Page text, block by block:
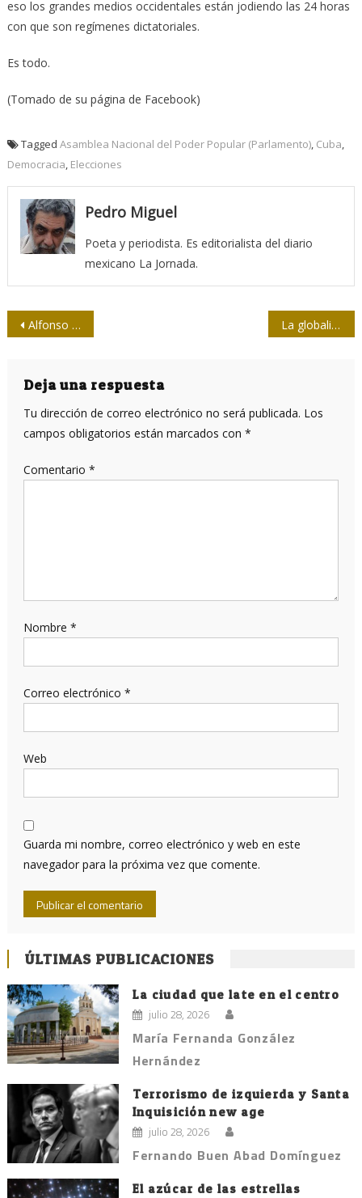
eso los grandes medios occidentales están jodiendo las 24 horas
con que son regímenes dictatoriales.
Es todo.
(Tomado de su página de Facebook)
Tagged Asamblea Nacional del Poder Popular (Parlamento), Cuba,
Democracia, Elecciones
Pedro Miguel
Poeta y periodista. Es editorialista del diario
mexicano La Jornada.
Navegación
entradas
Alfonso Guillén Zelaya, el mexicano del yate Granma La globalización neoliberal en crisis
Deja una respuesta
Tu dirección de correo electrónico no será publicada. Los
campos obligatorios están marcados con *
Comentario *
Nombre *
Correo electrónico *
Web
Guarda mi nombre, correo electrónico y web en este
navegador para la próxima vez que comente.
ÚLTIMAS PUBLICACIONES
La ciudad que late en el centro
julio 28, 2026
María Fernanda González
Hernández
Terrorismo de izquierda y Santa
Inquisición new age
julio 28, 2026
Fernando Buen Abad Domínguez
El azúcar de las estrellas